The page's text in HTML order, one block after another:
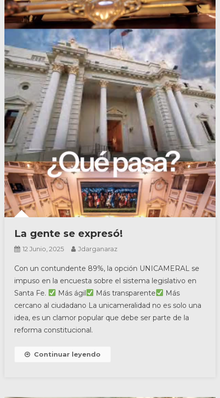
La gente se expresó!
12 Junio, 2025 Jdarganaraz
Con un contundente 89%, la opción UNICAMERAL se
impuso en la encuesta sobre el sistema legislativo en
Santa Fe.
Más ágil Más transparente
Más
cercano al ciudadano La unicameralidad no es solo una
idea, es un clamor popular que debe ser parte de la
reforma constitucional.
Continuar leyendo